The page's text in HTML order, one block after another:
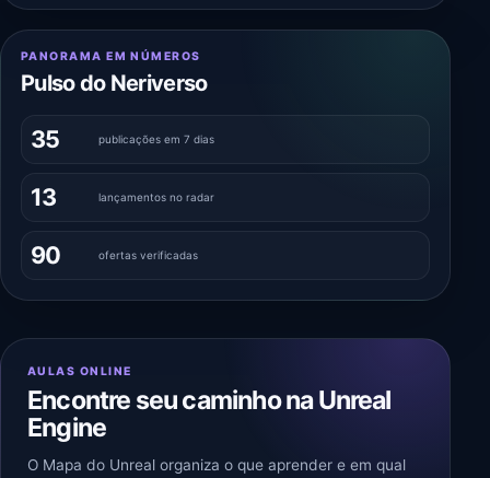
PANORAMA EM NÚMEROS
Pulso do Neriverso
35 publicações em 7 dias
13 lançamentos no radar
90 ofertas verificadas
AULAS ONLINE
Encontre seu caminho na Unreal
Engine
O Mapa do Unreal organiza o que aprender e em qual